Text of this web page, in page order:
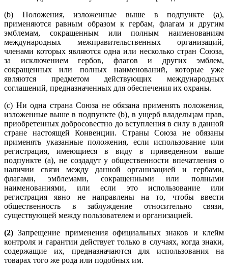
(b) Положения, изложенные выше в подпункте (a),
применяются равным образом к гербам, флагам и другим
эмблемам, сокращенным или полным наименованиям
международных межправительственных организаций,
членами которых являются одна или несколько стран Союза,
за исключением гербов, флагов и других эмблем,
сокращенных или полных наименований, которые уже
являются предметом действующих международных
соглашений, предназначенных для обеспечения их охраны.
(c) Ни одна страна Союза не обязана применять положения,
изложенные выше в подпункте (b), в ущерб владельцам прав,
приобретенных добросовестно до вступления в силу в данной
стране настоящей Конвенции. Страны Союза не обязаны
применять указанные положения, если использование или
регистрация, имеющиеся в виду в приведенном выше
подпункте (a), не создадут у общественности впечатления о
наличии связи между данной организацией и гербами,
флагами, эмблемами, сокращенными или полными
наименованиями, или если это использование или
регистрация явно не направлены на то, чтобы ввести
общественность в заблуждение относительно связи,
существующей между пользователем и организацией.
(2)Запрещение применения официальных знаков и клейм
контроля и гарантии действует только в случаях, когда знаки,
содержащие их, предназначаются для использования на
товарах того же рода или подобных им.